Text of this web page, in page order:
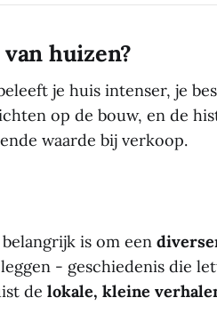
huizen?
je huis intenser, je
op de bouw, en de
waarde bij verkoop.
is om een
- geschiedenis die
de lokale, kleine